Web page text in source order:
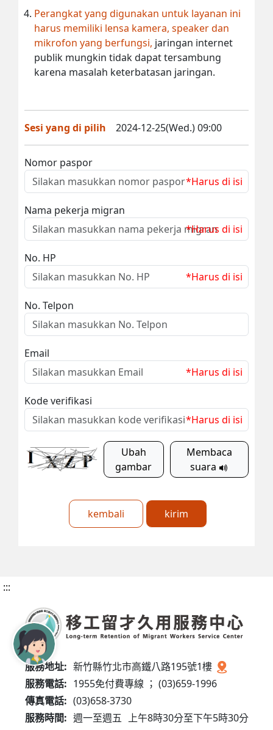
Perangkat yang digunakan untuk layanan ini
harus memiliki lensa kamera, speaker dan
mikrofon yang berfungsi, jaringan internet
publik mungkin tidak dapat tersambung
karena masalah keterbatasan jaringan.
Sesi yang di pilih 2024-12-25(Wed.) 09:00
Nomor paspor
*Harus di isi
Nama pekerja migran
*Harus di isi
No. HP
*Harus di isi
No. Telpon
Email
*Harus di isi
Kode verifikasi
*Harus di isi
Ubah
gambar
Membaca
suara
kembali kirim
:::
服務地址: 新竹縣竹北市高鐵八路195號1樓
服務電話: 1955免付費專線 ； (03)659-1996
傳真電話: (03)658-3730
服務時間: 週一至週五 上午8時30分至下午5時30分